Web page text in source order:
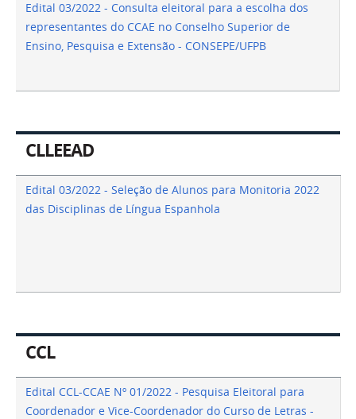
Edital 03/2022 - Consulta eleitoral para a escolha dos
representantes do CCAE no Conselho Superior de
Ensino, Pesquisa e Extensão - CONSEPE/UFPB
CLLEEAD
Edital 03/2022 - Seleção de Alunos para Monitoria 2022
das Disciplinas de Língua Espanhola
CCL
Edital CCL-CCAE Nº 01/2022 - Pesquisa Eleitoral para
Coordenador e Vice-Coordenador do Curso de Letras -